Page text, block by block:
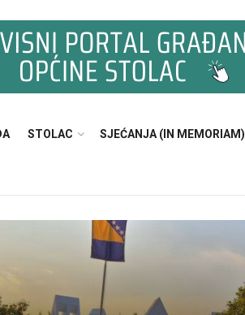
STOLAC SJEĆANJA (IN MEMORIAM)